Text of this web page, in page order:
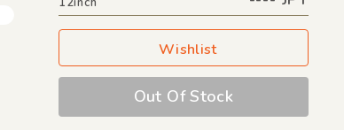
Wishlist
Out Of Stock